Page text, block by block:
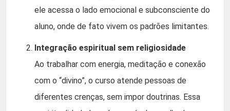
ele acessa o lado emocional e subconsciente do
aluno, onde de fato vivem os padrões limitantes.
Integração espiritual sem religiosidade
Ao trabalhar com energia, meditação e conexão
com o “divino”, o curso atende pessoas de
diferentes crenças, sem impor doutrinas. Essa